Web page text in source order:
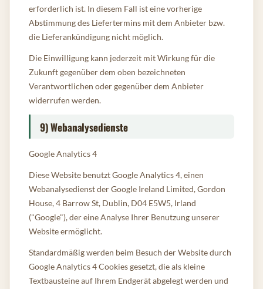
erforderlich ist. In diesem Fall ist eine vorherige
Abstimmung des Liefertermins mit dem Anbieter bzw.
die Lieferankündigung nicht möglich.
Die Einwilligung kann jederzeit mit Wirkung für die
Zukunft gegenüber dem oben bezeichneten
Verantwortlichen oder gegenüber dem Anbieter
widerrufen werden.
9) Webanalysedienste
Google Analytics 4
Diese Website benutzt Google Analytics 4, einen
Webanalysedienst der Google Ireland Limited, Gordon
House, 4 Barrow St, Dublin, D04 E5W5, Irland
("Google"), der eine Analyse Ihrer Benutzung unserer
Website ermöglicht.
Standardmäßig werden beim Besuch der Website durch
Google Analytics 4 Cookies gesetzt, die als kleine
Textbausteine auf Ihrem Endgerät abgelegt werden und